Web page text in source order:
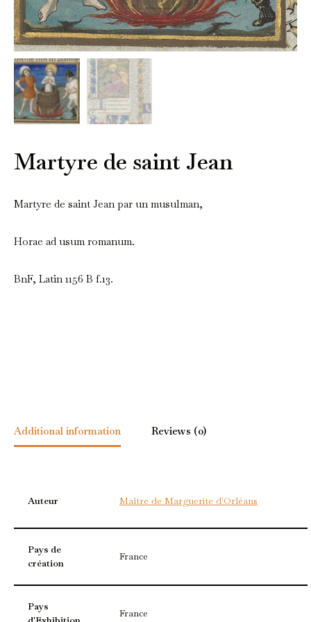
Martyre de saint Jean
Martyre de saint Jean par un musulman,
Horae ad usum romanum.
BnF, Latin 1156 B f.13.
Additional information Reviews (0)
Auteur Maître de Marguerite d'Orléans
Pays de
création
France
Pays
France